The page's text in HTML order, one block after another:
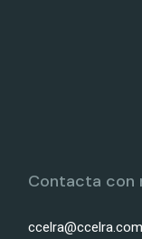
Contacta con
ccelra@ccelra.com